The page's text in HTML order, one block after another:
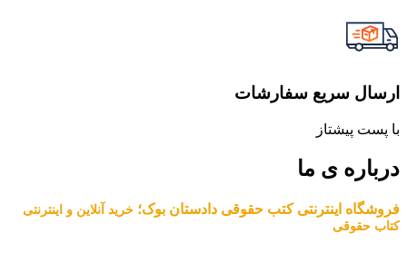
ارسال سریع سفارشات
با پست پیشتاز
درباره ی ما
فروشگاه اینترنتی کتب حقوقی دادستان بوک؛ خرید آنلاین و اینترنتی
کتاب حقوقی